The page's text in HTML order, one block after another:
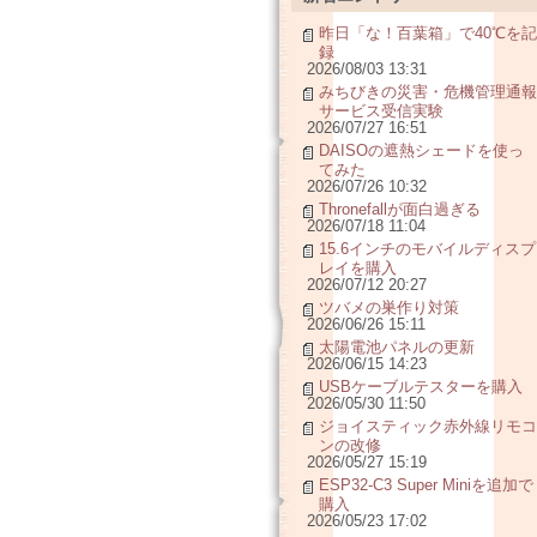
昨日「な！百葉箱」で40℃を記
録
2026/08/03 13:31
みちびきの災害・危機管理通報
サービス受信実験
2026/07/27 16:51
DAISOの遮熱シェードを使っ
てみた
2026/07/26 10:32
Thronefallが面白過ぎる
2026/07/18 11:04
15.6インチのモバイルディスプ
レイを購入
2026/07/12 20:27
ツバメの巣作り対策
2026/06/26 15:11
太陽電池パネルの更新
2026/06/15 14:23
USBケーブルテスターを購入
2026/05/30 11:50
ジョイスティック赤外線リモコ
ンの改修
2026/05/27 15:19
ESP32-C3 Super Miniを追加で
購入
2026/05/23 17:02